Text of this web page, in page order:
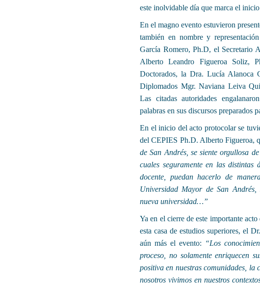
este inolvidable día que marca el
En el magno evento estuvieron
también en nombre y
García Romero, Ph.D, el Secretario
Alberto Leandro Figueroa Soliz,
Doctorados, la Dra. Lucía Alanoca
Diplomados Mgr. Naviana Leiva
Las citadas autoridades
palabras en sus discursos preparados
En el inicio del acto protocolar se
del CEPIES Ph.D. Alberto Figueroa,
de San Andrés, se siente orgullosa
cuales seguramente en las
docente, puedan hacerlo de
Universidad Mayor de San
nueva universidad…”
Ya en el cierre de este importante
esta casa de estudios superiores, el
aún más el evento: “Los
proceso, no solamente enriquecen
positiva en nuestras comunidades,
nosotros vivimos en nuestros